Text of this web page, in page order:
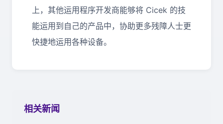
上，其他运用程序开发商能够将 Cicek 的技
能运用到自己的产品中，协助更多残障人士更
快捷地运用各种设备。
相关新闻